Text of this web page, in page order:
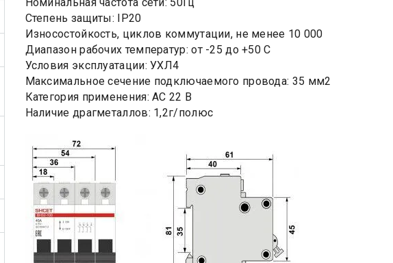
Степень защиты: IP20
Износостойкость, циклов коммутации, не менее 10 000
Диапазон рабочих температур: от -25 до +50 С
Условия эксплуатации: УХЛ4
Максимальное сечение подключаемого провода: 35 мм2
Категория применения: АС 22 В
Наличие драгметаллов: 1,2г/полюс